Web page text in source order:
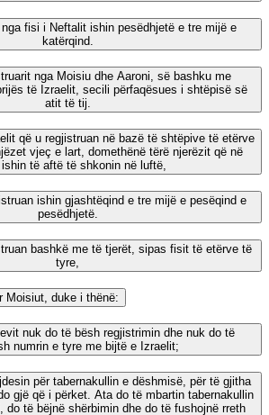
fisi i Neftalit ishin pesëdhjetë e tre mijë e
katërqind.
nga Moisiu dhe Aaroni, së bashku me
të Izraelit, secili përfaqësues i shtëpisë së
atit të tij.
që u regjistruan në bazë të shtëpive të etërve
vjeç e lart, domethënë tërë njerëzit që në
ishin të aftë të shkonin në luftë,
ishin gjashtëqind e tre mijë e pesëqind e
pesëdhjetë.
bashkë me të tjerët, sipas fisit të etërve të
tyre,
Moisiut, duke i thënë:
nuk do të bësh regjistrimin dhe nuk do të
numrin e tyre me bijtë e Izraelit;
për tabernakullin e dëshmisë, për të gjitha
gjë që i përket. Ata do të mbartin tabernakullin
do të bëjnë shërbimin dhe do të fushojnë rreth